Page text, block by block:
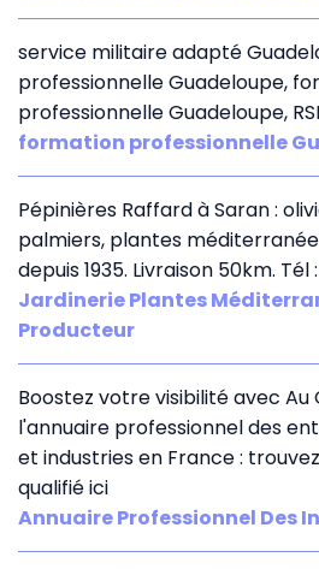
service militaire adapté
professionnelle Guadeloupe,
professionnelle Guadeloupe,
formation professionnelle
Pépinières Raffard à Saran :
palmiers, plantes
depuis 1935. Livraison 50km. Tél
Jardinerie Plantes
Producteur
Boostez votre visibilité avec Au
l'annuaire professionnel des
et industries en France :
qualifié ici
Annuaire Professionnel Des